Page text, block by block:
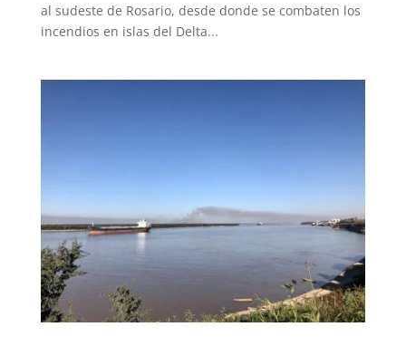
al sudeste de Rosario, desde donde se combaten los
incendios en islas del Delta...